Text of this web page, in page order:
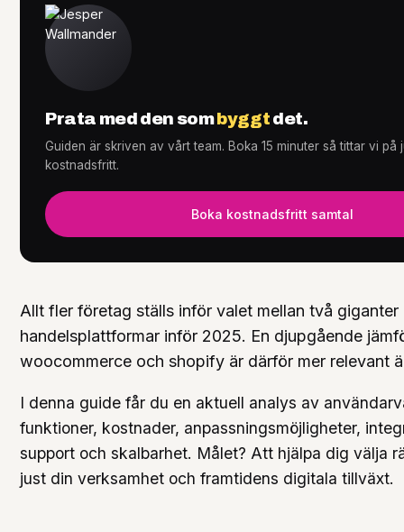
Knowledge Hub
Allt fler företag ställs inför valet mellan två
handelsplattformar inför 2025. En djupgående
woocommerce och shopify är därför mer relevant
I denna guide får du en aktuell analys av
funktioner, kostnader, anpassningsmöjligheter,
support och skalbarhet. Målet? Att hjälpa dig välja
just din verksamhet och framtidens digitala tillväxt.
Prata med den sombyggtdet.
Guiden är skriven av vårt team. Boka 15 minuter så tittar vi
kostnadsfritt.
Boka kostnadsfritt samtal